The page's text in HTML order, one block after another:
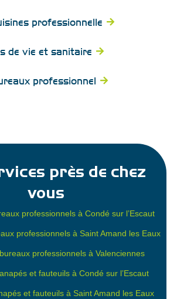
professionnelles
de vie et sanitaires
professionnels
près de chez
vous
professionnels à Condé sur l’Escaut
professionnels à Saint Amand les Eaux
professionnels à Valenciennes
et fauteuils à Condé sur l’Escaut
et fauteuils à Saint Amand les Eaux